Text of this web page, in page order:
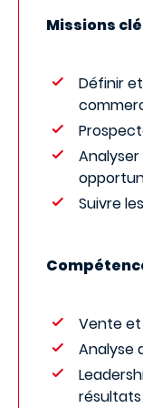
Missions
Définir
Suivre
Vente
Analyse
résultats